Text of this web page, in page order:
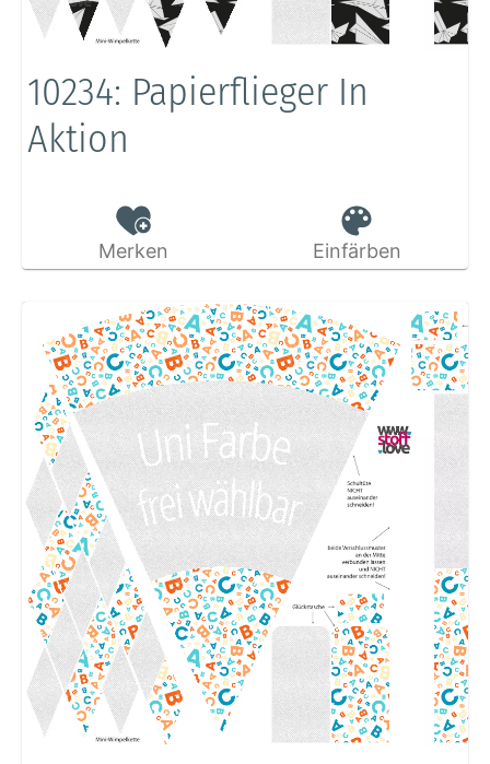
10234: Papierflieger In
Aktion
Merken Einfärben